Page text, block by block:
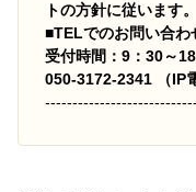
トの方針に従います。
■TELでのお問い合わ
受付時間：9：30～
050-3172-2341 （IP